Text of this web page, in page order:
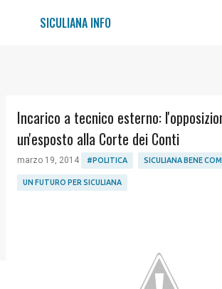
Passa ai contenuti principali
SICULIANA INFO
Incarico a tecnico esterno:
un'esposto alla Corte dei Conti
marzo 19, 2014 #POLITICA SICULIANA BENE
UN FUTURO PER SICULIANA